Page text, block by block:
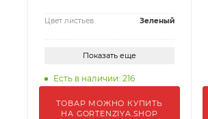
Цвет листьев Зеленый
Показать еще
Есть в наличии: 216
ТОВАР МОЖНО КУПИТЬ
НА GORTENZIYA.SHOP